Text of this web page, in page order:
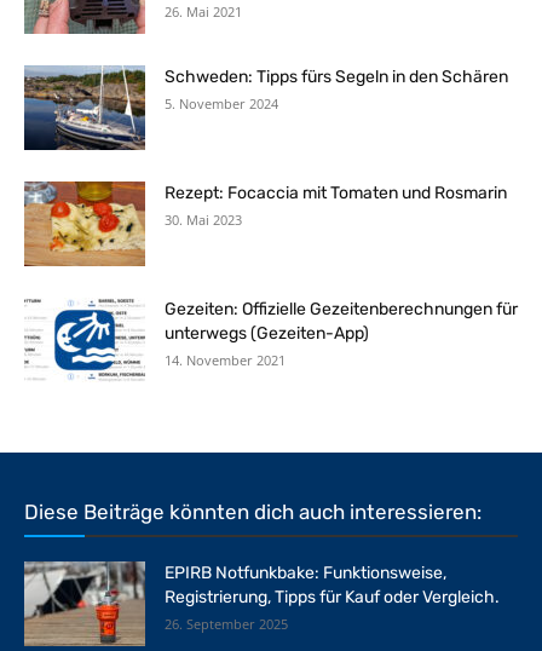
26. Mai 2021
Schweden: Tipps fürs Segeln in den Schären
5. November 2024
Rezept: Focaccia mit Tomaten und Rosmarin
30. Mai 2023
Gezeiten: Offizielle Gezeitenberechnungen für
unterwegs (Gezeiten-App)
14. November 2021
Diese Beiträge könnten dich auch interessieren:
EPIRB Notfunkbake: Funktionsweise,
Registrierung, Tipps für Kauf oder Vergleich.
26. September 2025